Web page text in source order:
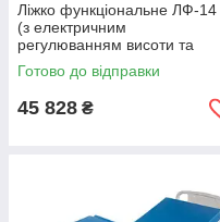
Ліжко функціональне ЛФ-14
(з електричним
регулюванням висоти та
нахилу секцій )
Готово до відправки
45 828 ₴